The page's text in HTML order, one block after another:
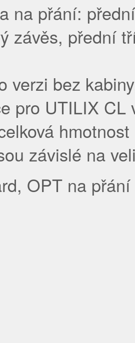
na přání:
závěs, přední
verzi bez
pro UTILIX CL
závislé na
OPT na přání